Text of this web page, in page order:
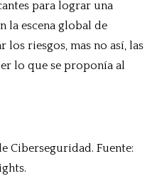
para lograr una
la escena global de
riesgos, mas no así, las
lo que se proponía al
Ciberseguridad. Fuente: